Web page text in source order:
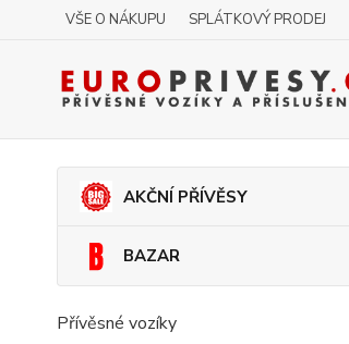
VŠE O NÁKUPU SPLÁTKOVÝ PRODEJ
AKČNÍ PŘÍVĚSY
BAZAR
Přívěsné vozíky